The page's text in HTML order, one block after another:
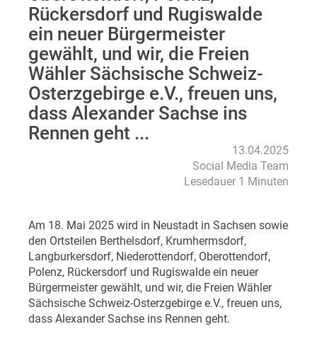
Rückersdorf und Rugiswalde
ein neuer Bürgermeister
gewählt, und wir, die Freien
Wähler Sächsische Schweiz-
Osterzgebirge e.V., freuen uns,
dass Alexander Sachse ins
Rennen geht ...
13.04.2025
Social Media Team
Lesedauer 1 Minuten
Am 18. Mai 2025 wird in Neustadt in Sachsen sowie
den Ortsteilen Berthelsdorf, Krumhermsdorf,
Langburkersdorf, Niederottendorf, Oberottendorf,
Polenz, Rückersdorf und Rugiswalde ein neuer
Bürgermeister gewählt, und wir, die Freien Wähler
Sächsische Schweiz-Osterzgebirge e.V., freuen uns,
dass Alexander Sachse ins Rennen geht.